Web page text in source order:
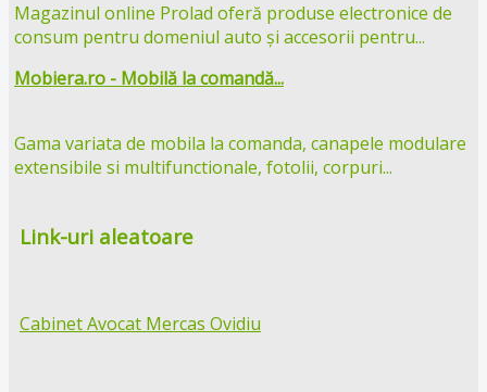
Magazinul online Prolad oferă produse electronice de
consum pentru domeniul auto și accesorii pentru...
Mobiera.ro - Mobilă la comandă...
Gama variata de mobila la comanda, canapele modulare
extensibile si multifunctionale, fotolii, corpuri...
Link-uri aleatoare
Cabinet Avocat Mercas Ovidiu